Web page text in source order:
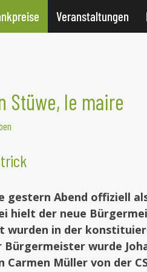
Veranstaltungen
Stüwe, le maire
gestern Abend offiziell
hielt der neue
wurden in der
wurde
Müller von der